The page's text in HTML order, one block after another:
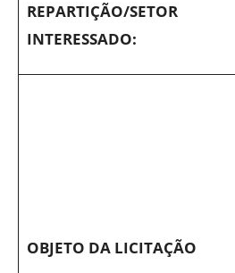
REPARTIÇÃO/SETOR
INTERESSADO:
OBJETO DA LICITAÇÃO